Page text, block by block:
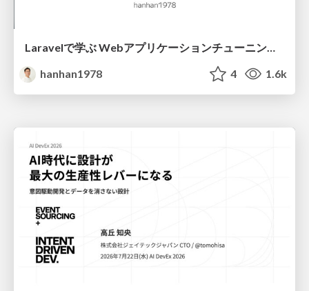
Laravelで学ぶ Webアプリケーションチューニング入門/web_application_tuning_101
hanhan1978
4 1.6k